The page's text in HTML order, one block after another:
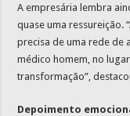
A empresária lembra
quase uma ressureição.
precisa de uma rede de
médico homem, no
transformação”,
Depoimento